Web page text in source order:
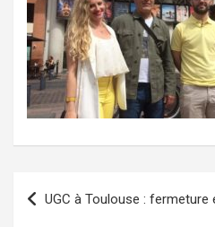
Navigation
de
UGC à Toulouse :